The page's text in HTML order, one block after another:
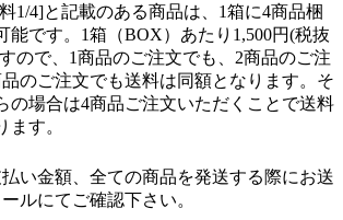
1/4]と記載のある商品は、1箱に4商品梱
能です。1箱（BOX）あたり1,500円(税抜
ので、1商品のご注文でも、2商品のご注
のご注文でも送料は同額となります。そ
の場合は4商品ご注文いただくことで送料
ます。
い金額、全ての商品を発送する際にお送
ルにてご確認下さい。